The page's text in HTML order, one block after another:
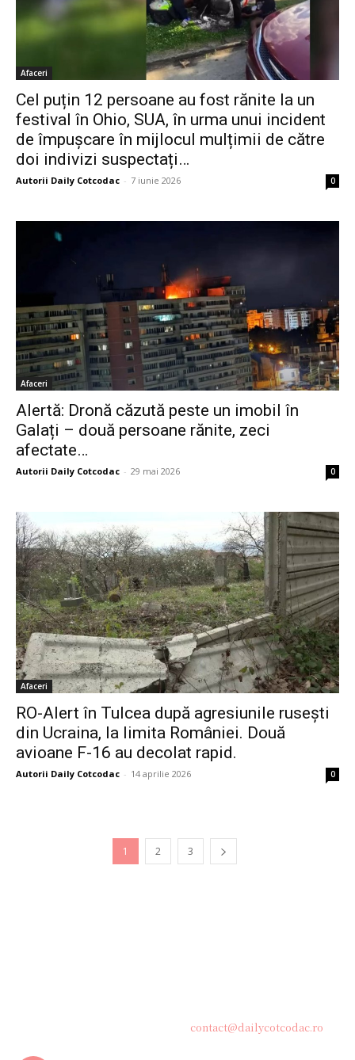
Afaceri
Cel puțin 12 persoane au fost rănite la un
festival în Ohio, SUA, în urma unui incident
de împușcare în mijlocul mulțimii de către
doi indivizi suspectați…
Autorii Daily Cotcodac - 7 iunie 2026 0
Afaceri
Alertă: Dronă căzută peste un imobil în
Galați – două persoane rănite, zeci
afectate…
Autorii Daily Cotcodac - 29 mai 2026 0
Afaceri
RO-Alert în Tulcea după agresiunile rusești
din Ucraina, la limita României. Două
avioane F-16 au decolat rapid.
Autorii Daily Cotcodac - 14 aprilie 2026 0
1 2 3
contact@dailycotcodac.ro